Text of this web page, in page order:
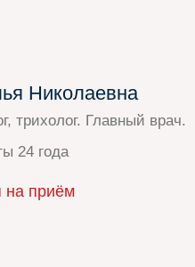
Николаевна
трихолог. Главный врач.
24 года
на приём